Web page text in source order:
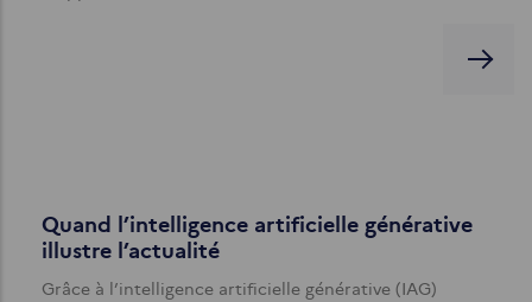
Quand l’intelligence artificielle générative
illustre l’actualité
Grâce à l’intelligence artificielle générative (IAG)